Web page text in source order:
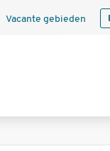
Vacante gebieden